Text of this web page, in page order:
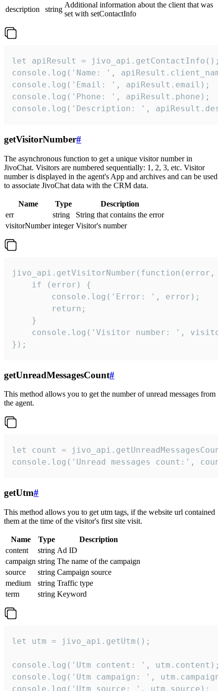
description
string
Additional information about the client that was
set with setContactInfo
let apiResult = jivo_api.getContactInfo();
console.log('Name: ',
console.log('Email: ', apiResult.email);
console.log('Phone: ', apiResult.phone);
console.log('Description: ',
getVisitorNumber#
The asynchronous function to get a unique visitor number in
JivoChat. Visitors are numbered sequentially: 1, 2, 3, etc. Visitor
number is displayed in the agent's App and archives and can be used
to associate JivoChat data with the CRM data.
Name Type
Description
err
string
String that contains the error
visitorNumber integer Visitor's number
jivo_api.getVisitorNumber(function(error,
    if (error) {
        console.log('Error: ', error);
        return;
    }
console.log('Visitor number: ',
});
getUnreadMessagesCount#
This method allows you to get the number of unread messages from
the agent.
let count =
console.log('Unread messages count:',
getUtm#
This method allows you to get utm tags, if the website url contained
them at the time of the visitor's first site visit.
Name Type
Description
content
string Ad ID
campaign string The name of the campaign
source
string Campaign source
medium
string Traffic type
term
string Keyword
let utm = jivo_api.getUtm();
console.log('Utm content: ', utm.content);
console.log('Utm campaign: ',
console.log('Utm source: ', utm.source);